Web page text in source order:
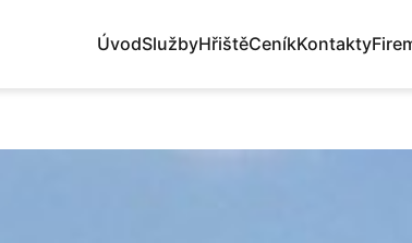
ÚvodSlužbyHřištěCeníkKontakty
Domů Služby Archery Game